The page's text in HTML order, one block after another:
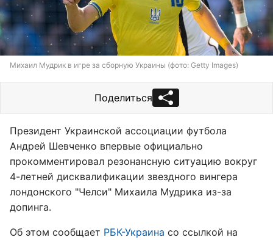
Михаил Мудрик в игре за сборную Украины (фото: Getty Images)
Поделиться
Президент Украинской ассоциации футбола
Андрей Шевченко впервые официально
прокомментировал резонансную ситуацию вокруг
4-летней дисквалификации звездного вингера
лондонского "Челси" Михаила Мудрика из-за
допинга.
Об этом сообщает РБК-Украина со ссылкой на